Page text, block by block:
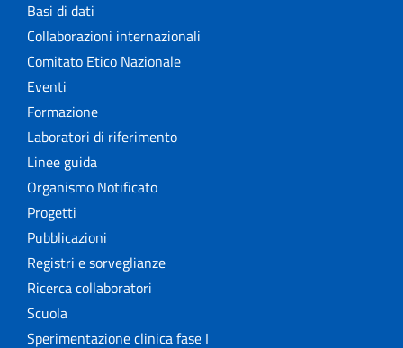
Basi di dati
Collaborazioni internazionali
Comitato Etico Nazionale
Eventi
Formazione
Laboratori di riferimento
Linee guida
Organismo Notificato
Progetti
Pubblicazioni
Registri e sorveglianze
Ricerca collaboratori
Scuola
Sperimentazione clinica fase I